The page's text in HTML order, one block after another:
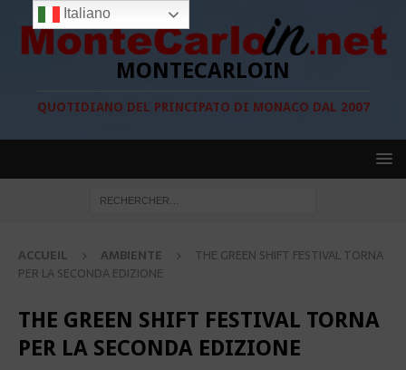
MONTECARLOIN
QUOTIDIANO DEL PRINCIPATO DI MONACO DAL 2007
ACCUEIL AMBIENTE
THE GREEN SHIFT FESTIVAL TORNA
PER LA SECONDA EDIZIONE
THE GREEN SHIFT FESTIVAL TORNA
PER LA SECONDA EDIZIONE
Italiano